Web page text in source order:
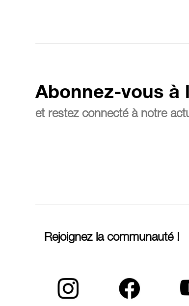
Abonnez-vous à
et restez connecté à notre
Rejoignez la communauté !